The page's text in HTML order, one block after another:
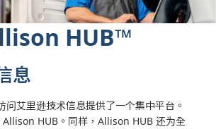
HUB™
息
艾里逊技术信息提供了一个集中平台。
Allison HUB。同样，Allison HUB 还为全